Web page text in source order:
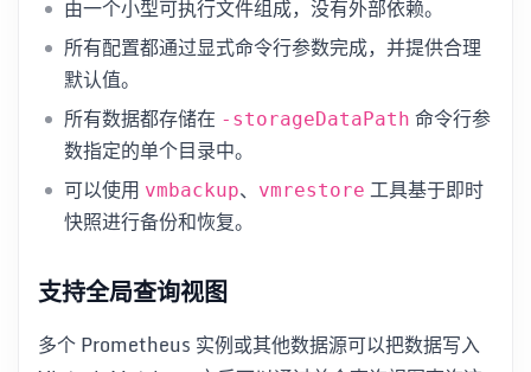
由一个小型可执行文件组成，没有外部依赖。
所有配置都通过显式命令行参数完成，并提供合理
默认值。
所有数据都存储在 -storageDataPath 命令行参
数指定的单个目录中。
可以使用 vmbackup、 vmrestore 工具基于即时
快照进行备份和恢复。
支持全局查询视图
多个 Prometheus 实例或其他数据源可以把数据写入